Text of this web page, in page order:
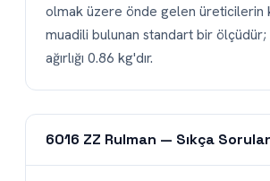
olmak üzere önde gelen üreticilerin
muadili bulunan standart bir ölçüdür;
ağırlığı 0.86 kg'dır.
6016 ZZ Rulman — Sıkça